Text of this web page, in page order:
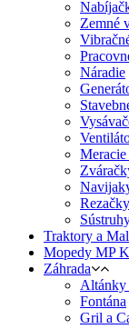
Zemné
Náradie
Traktory a
Mopedy MP
Záhrada
Altánky
Fontána
Gril a